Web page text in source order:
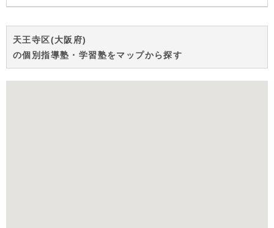
天王寺区(大阪府)
の個別指導塾・学習塾をマップから探す